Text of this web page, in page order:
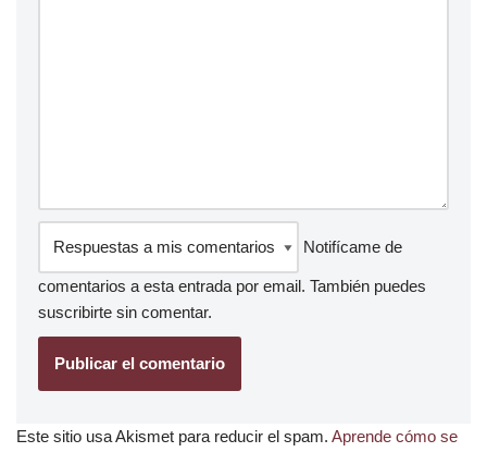
Notifícame de
comentarios a esta entrada por email. También puedes
suscribirte sin comentar.
Este sitio usa Akismet para reducir el spam. Aprende cómo se